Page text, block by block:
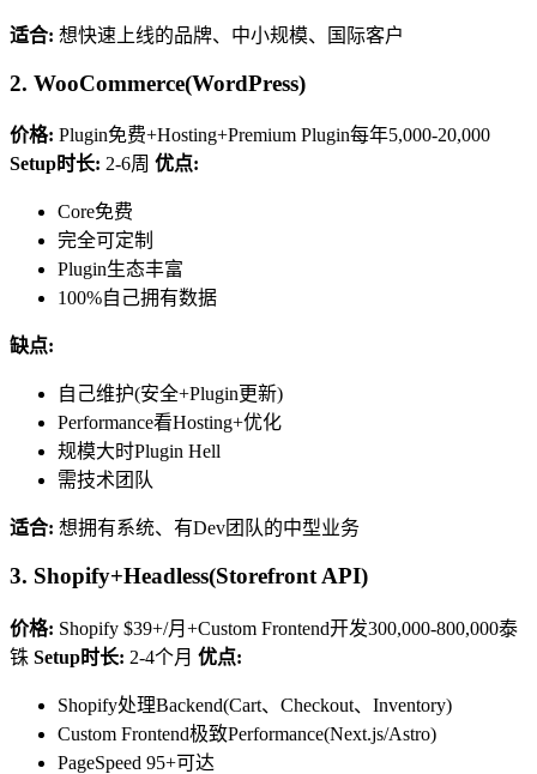
适合: 想快速上线的品牌、中小规模、国际客户
2. WooCommerce(WordPress)
价格: Plugin免费+Hosting+Premium Plugin每年5,000-20,000
Setup时长: 2-6周 优点:
Core免费
完全可定制
Plugin生态丰富
100%自己拥有数据
缺点:
自己维护(安全+Plugin更新)
Performance看Hosting+优化
规模大时Plugin Hell
需技术团队
适合: 想拥有系统、有Dev团队的中型业务
3. Shopify+Headless(Storefront API)
价格: Shopify $39+/月+Custom Frontend开发300,000-800,000泰
铢 Setup时长: 2-4个月 优点:
Shopify处理Backend(Cart、Checkout、Inventory)
Custom Frontend极致Performance(Next.js/Astro)
PageSpeed 95+可达